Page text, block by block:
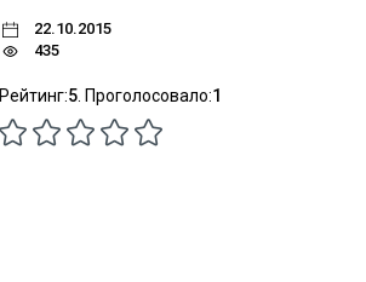
22.10.2015
435
Рейтинг:5 . Проголосовало:1